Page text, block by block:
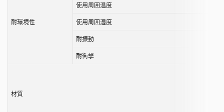
耐環境性
使用周囲温度
使用周囲湿度
耐振動
耐衝撃
材質